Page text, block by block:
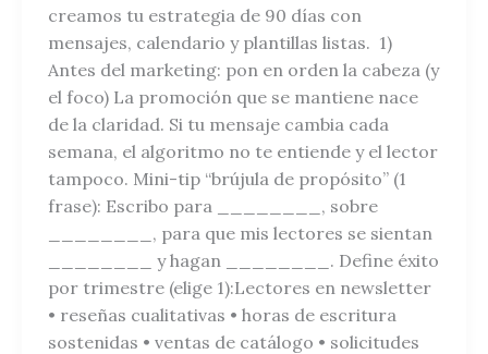
creamos tu estrategia de 90 días con
mensajes, calendario y plantillas listas. 1)
Antes del marketing: pon en orden la cabeza (y
el foco) La promoción que se mantiene nace
de la claridad. Si tu mensaje cambia cada
semana, el algoritmo no te entiende y el lector
tampoco. Mini-tip “brújula de propósito” (1
frase): Escribo para ________, sobre
________, para que mis lectores se sientan
________ y hagan ________. Define éxito
por trimestre (elige 1):Lectores en newsletter
• reseñas cualitativas • horas de escritura
sostenidas • ventas de catálogo • solicitudes